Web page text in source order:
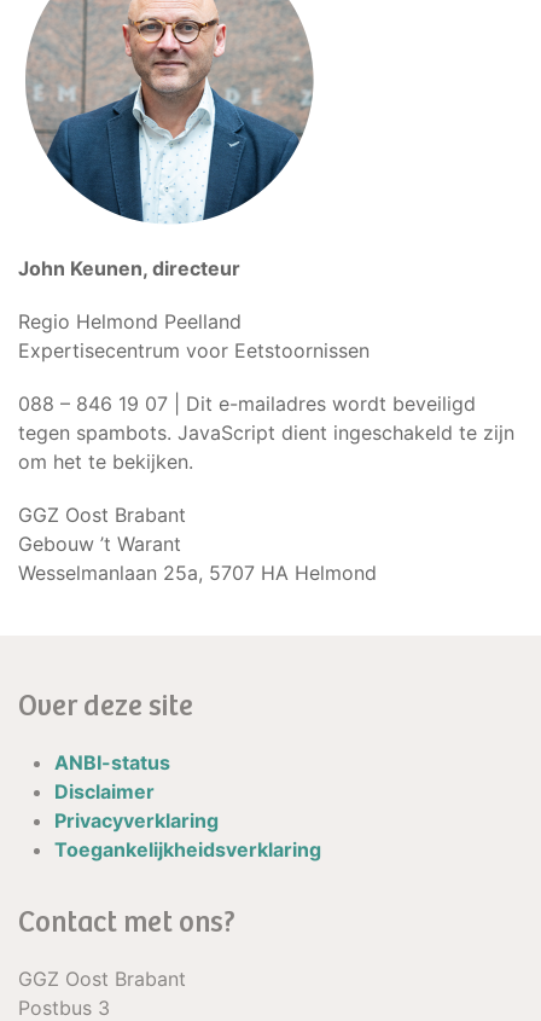
John Keunen, directeur
Regio Helmond Peelland
Expertisecentrum voor Eetstoornissen
088 – 846 19 07 | Dit e-mailadres wordt beveiligd
tegen spambots. JavaScript dient ingeschakeld te zijn
om het te bekijken.
GGZ Oost Brabant
Gebouw ’t Warant
Wesselmanlaan 25a, 5707 HA Helmond
Over deze site
ANBI-status
Disclaimer
Privacyverklaring
Toegankelijkheidsverklaring
Contact met ons?
GGZ Oost Brabant
Postbus 3